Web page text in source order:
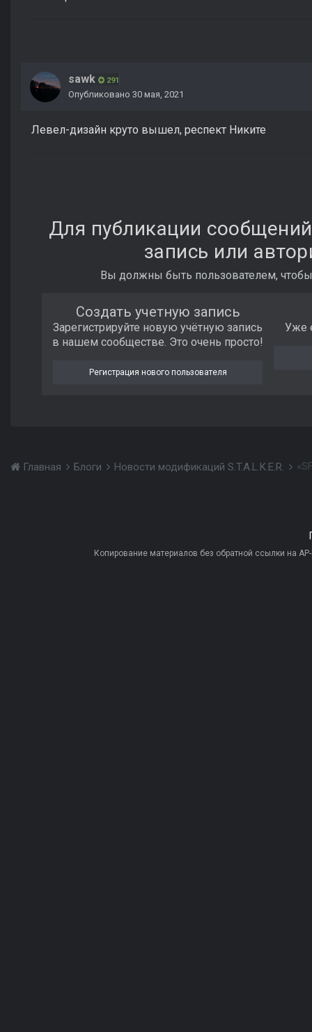
sawk 291
Опубликовано 30 мая, 2021
Левел-дизайн круто вышел, респект Никите
Для публикации
запись или
Вы должны быть пользователем,
Создать учетную запись
Зарегистрируйте новую учётную запись
в нашем сообществе. Это очень просто!
Регистрация нового пользователя
Уже
Главная Блоги Новости модификаций S.T.A.L.K.E.R.
Копирование материалов без обратной ссылки на